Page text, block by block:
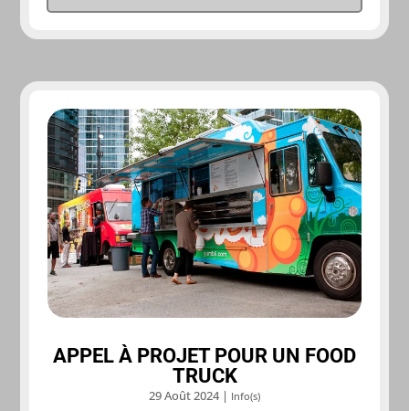
APPEL À PROJET POUR UN FOOD
TRUCK
29 Août 2024| Info(s)